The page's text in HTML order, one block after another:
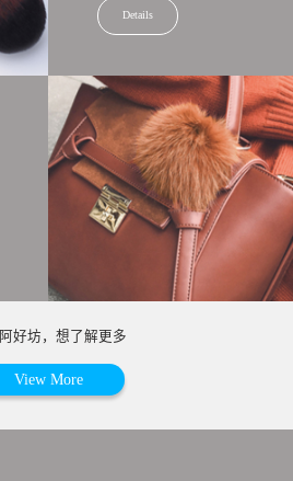
Details
好坊，想了解更多
View More